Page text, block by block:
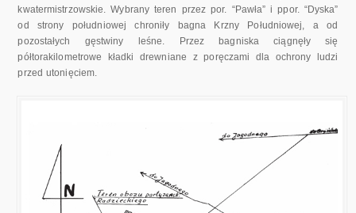
kwatermistrzowskie. Wybrany teren przez por. “Pawła” i ppor. “Dyska”
od strony południowej chroniły bagna Krzny Południowej, a od
pozostałych gęstwiny leśne. Przez bagniska ciągnęły się
półtorakilometrowe kładki drewniane z poręczami dla ochrony ludzi
przed utonięciem.